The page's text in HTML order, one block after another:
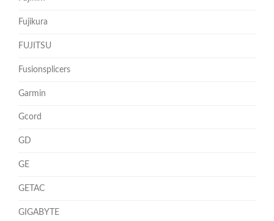
Fujikura
FUJITSU
Fusionsplicers
Garmin
Gcord
GD
GE
GETAC
GIGABYTE